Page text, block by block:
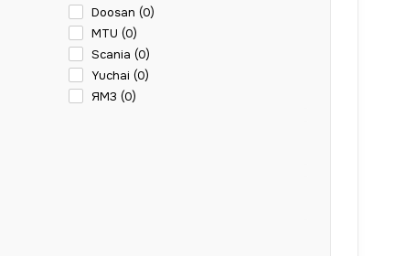
Doosan (0)
MTU (0)
Scania (0)
Yuchai (0)
ЯМЗ (0)